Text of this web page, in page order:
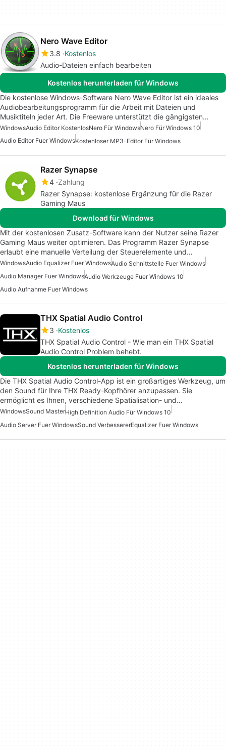
Nero Wave Editor
3.8 Kostenlos
Audio-Dateien einfach bearbeiten
Kostenlos herunterladen für Windows
Die kostenlose Windows-Software Nero Wave Editor ist ein ideales
Audiobearbeitungsprogramm für die Arbeit mit Dateien und
Musiktiteln jeder Art. Die Freeware unterstützt die gängigsten…
WindowsAudio Editor KostenlosNero Für WindowsNero Für Windows 10
Audio Editor Fuer WindowsKostenloser MP3-Editor Für Windows
Razer Synapse
4 Zahlung
Razer Synapse: kostenlose Ergänzung für die Razer
Gaming Maus
Download für Windows
Mit der kostenlosen Zusatz-Software kann der Nutzer seine Razer
Gaming Maus weiter optimieren. Das Programm Razer Synapse
erlaubt eine manuelle Verteilung der Steuerelemente und…
WindowsAudio Equalizer Fuer WindowsAudio Schnittstelle Fuer Windows
Audio Manager Fuer WindowsAudio Werkzeuge Fuer Windows 10
Audio Aufnahme Fuer Windows
THX Spatial Audio Control
3 Kostenlos
THX Spatial Audio Control - Wie man ein THX Spatial
Audio Control Problem behebt.
Kostenlos herunterladen für Windows
Die THX Spatial Audio Control-App ist ein großartiges Werkzeug, um
den Sound für Ihre THX Ready-Kopfhörer anzupassen. Sie
ermöglicht es Ihnen, verschiedene Spatialisation- und…
WindowsSound MasterHigh Definition Audio Für Windows 10
Audio Server Fuer WindowsSound VerbessererEqualizer Fuer Windows